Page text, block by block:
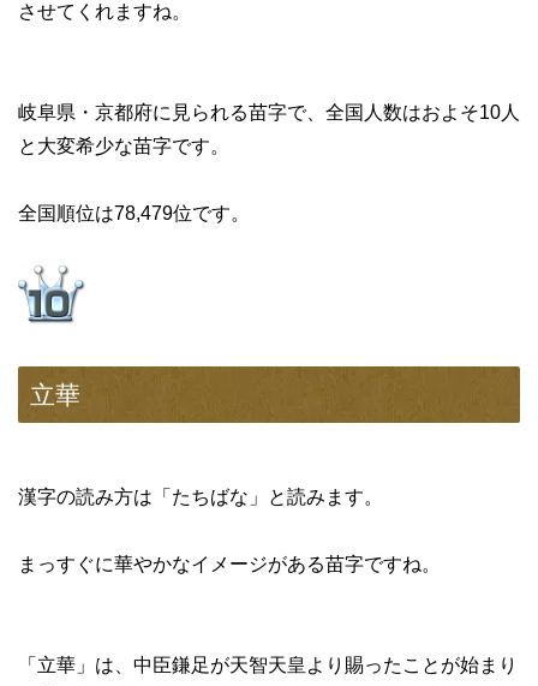
させてくれますね。
岐阜県・京都府に見られる苗字で、全国人数はおよそ10人
と大変希少な苗字です。
全国順位は78,479位です。
立華
漢字の読み方は「たちばな」と読みます。
まっすぐに華やかなイメージがある苗字ですね。
「立華」は、中臣鎌足が天智天皇より賜ったことが始まり